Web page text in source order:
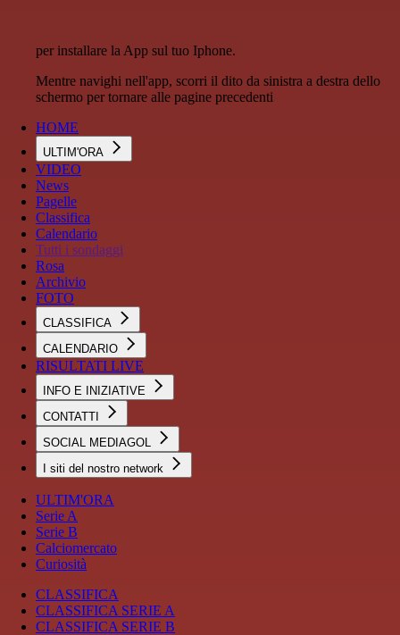
per installare la App sul tuo Iphone.
Mentre navighi nell'app, scorri il dito da sinistra a destra dello
schermo per tornare alle pagine precedenti
HOME
ULTIM'ORA
VIDEO
News
Pagelle
Classifica
Calendario
Tutti i sondaggi
Rosa
Archivio
FOTO
CLASSIFICA
CALENDARIO
RISULTATI LIVE
INFO E INIZIATIVE
CONTATTI
SOCIAL MEDIAGOL
I siti del nostro network
ULTIM'ORA
Serie A
Serie B
Calciomercato
Curiosità
CLASSIFICA
CLASSIFICA SERIE A
CLASSIFICA SERIE B